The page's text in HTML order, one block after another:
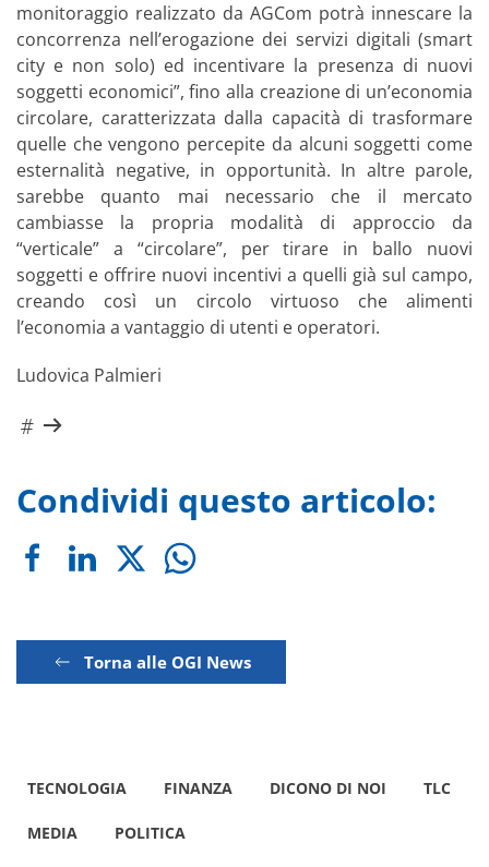
monitoraggio realizzato da AGCom potrà innescare la
concorrenza nell’erogazione dei servizi digitali (smart
city e non solo) ed incentivare la presenza di nuovi
soggetti economici”, fino alla creazione di un’economia
circolare, caratterizzata dalla capacità di trasformare
quelle che vengono percepite da alcuni soggetti come
esternalità negative, in opportunità. In altre parole,
sarebbe quanto mai necessario che il mercato
cambiasse la propria modalità di approccio da
“verticale” a “circolare”, per tirare in ballo nuovi
soggetti e offrire nuovi incentivi a quelli già sul campo,
creando così un circolo virtuoso che alimenti
l’economia a vantaggio di utenti e operatori.
Ludovica Palmieri
Condividi questo articolo:
Torna alle OGI News
TECNOLOGIA FINANZA DICONO DI NOI TLC
MEDIA POLITICA